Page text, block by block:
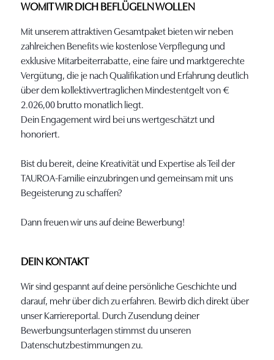
WOMIT WIR DICH BEFLÜGELN WOLLEN
Mit unserem attraktiven Gesamtpaket bieten wir neben
zahlreichen Benefits wie kostenlose Verpflegung und
exklusive Mitarbeiterrabatte, eine faire und marktgerechte
Vergütung, die je nach Qualifikation und Erfahrung deutlich
über dem kollektivvertraglichen Mindestentgelt von €
2.026,00 brutto monatlich liegt.
Dein Engagement wird bei uns wertgeschätzt und
honoriert.
Bist du bereit, deine Kreativität und Expertise als Teil der
TAUROA-Familie einzubringen und gemeinsam mit uns
Begeisterung zu schaffen?
Dann freuen wir uns auf deine Bewerbung!
DEIN KONTAKT
Wir sind gespannt auf deine persönliche Geschichte und
darauf, mehr über dich zu erfahren. Bewirb dich direkt über
unser Karriereportal. Durch Zusendung deiner
Bewerbungsunterlagen stimmst du unseren
Datenschutzbestimmungen zu.